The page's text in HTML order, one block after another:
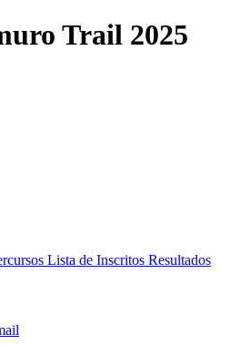
Trail 2025
Lista de Inscritos Resultados